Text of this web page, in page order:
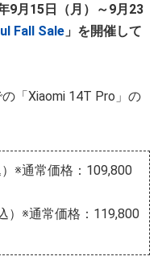
9月15日（月）～9月23
Fall Sale 」を開催して
の「Xiaomi 14T Pro」の
※通常価格：109,800
）※通常価格：119,800